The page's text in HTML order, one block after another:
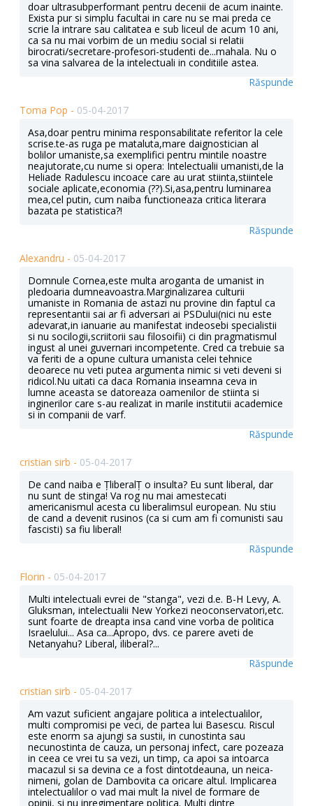
doar ultrasubperformant pentru decenii de acum inainte.
Exista pur si simplu facultai in care nu se mai preda ce
scrie la intrare sau calitatea e sub liceul de acum 10 ani,
ca sa nu mai vorbim de un mediu social si relatii
birocrati/secretare-profesori-studenti de...mahala. Nu o
sa vina salvarea de la intelectuali in conditiile astea.
Răspunde
Toma Pop - 05-04-2017
Asa,doar pentru minima responsabilitate referitor la cele
scrise.te-as ruga pe mataluta,mare daignostician al
bolilor umaniste,sa exemplifici pentru mintile noastre
neajutorate,cu nume si opera: Intelectualii umanisti,de la
Heliade Radulescu incoace care au urat stiinta,stiintele
sociale aplicate,economia (??).Si,asa,pentru luminarea
mea,cel putin, cum naiba functioneaza critica literara
bazata pe statistica?!
Răspunde
Alexandru - 05-04-2017
Domnule Cornea,este multa aroganta de umanist in
pledoaria dumneavoastra.Marginalizarea culturii
umaniste in Romania de astazi nu provine din faptul ca
representantii sai ar fi adversari ai PSDului(nici nu este
adevarat,in ianuarie au manifestat indeosebi specialistii
si nu socilogii,scriitorii sau filosoifii) ci din pragmatismul
ingust al unei guvernari incompetente. Cred ca trebuie sa
va feriti de a opune cultura umanista celei tehnice
deoarece nu veti putea argumenta nimic si veti deveni si
ridicol.Nu uitati ca daca Romania inseamna ceva in
lumne aceasta se datoreaza oamenilor de stiinta si
inginerilor care s-au realizat in marile institutii academice
si in companii de varf.
Răspunde
cristian sirb - 05-04-2017
De cand naiba e ȚliberalȚ o insulta? Eu sunt liberal, dar
nu sunt de stinga! Va rog nu mai amestecati
americanismul acesta cu liberalimsul european. Nu stiu
de cand a devenit rusinos (ca si cum am fi comunisti sau
fascisti) sa fiu liberal!
Răspunde
Florin - 05-04-2017
Multi intelectuali evrei de "stanga", vezi d.e. B-H Levy, A.
Gluksman, intelectualii New Yorkezi neoconservatori,etc.
sunt foarte de dreapta insa cand vine vorba de politica
Israelului... Asa ca...Apropo, dvs. ce parere aveti de
Netanyahu? Liberal, iliberal?...
Răspunde
cristian sirb - 05-04-2017
Am vazut suficient angajare politica a intelectualilor,
multi compromisi pe veci, de partea lui Basescu. Riscul
este enorm sa ajungi sa sustii, in cunostinta sau
necunostinta de cauza, un personaj infect, care pozeaza
in ceea ce vrei tu sa vezi, un timp, ca apoi sa intoarca
macazul si sa devina ce a fost dintotdeauna, un neica-
nimeni, golan de Dambovita ca oricare altul. Implicarea
intelectualilor o vad mai mult la nivel de formare de
opinii, si nu inregimentare politica. Multi dintre